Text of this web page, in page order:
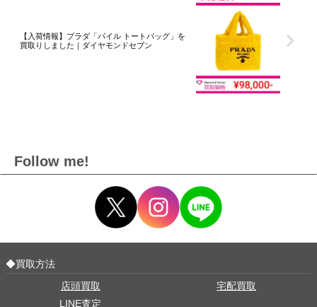
【入荷情報】プラダ「パイル トートバッグ」を
買取りしました｜ダイヤモンドセブン
Follow me!
◆買取方法
店頭買取
宅配買取
LINE査定